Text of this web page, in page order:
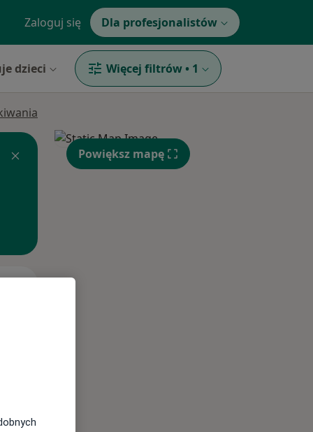
Zaloguj się Dla profesjonalistów
dzieci Więcej filtrów • 1
Powiększ mapę